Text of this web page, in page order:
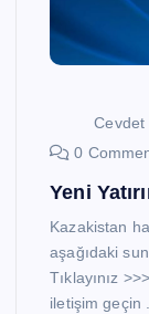
Cevdet
0
Yeni
Kazakistan
aşağıdaki
Tıklayınız
iletişim geçin